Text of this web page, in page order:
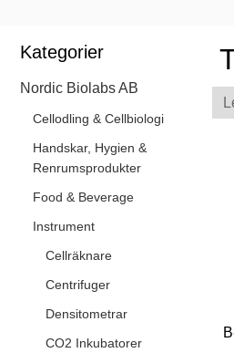
Kategorier
Nordic Biolabs AB
Cellodling & Cellbiologi
Handskar, Hygien &
Renrumsprodukter
Food & Beverage
Instrument
Cellräknare
Centrifuger
Densitometrar
CO2 Inkubatorer